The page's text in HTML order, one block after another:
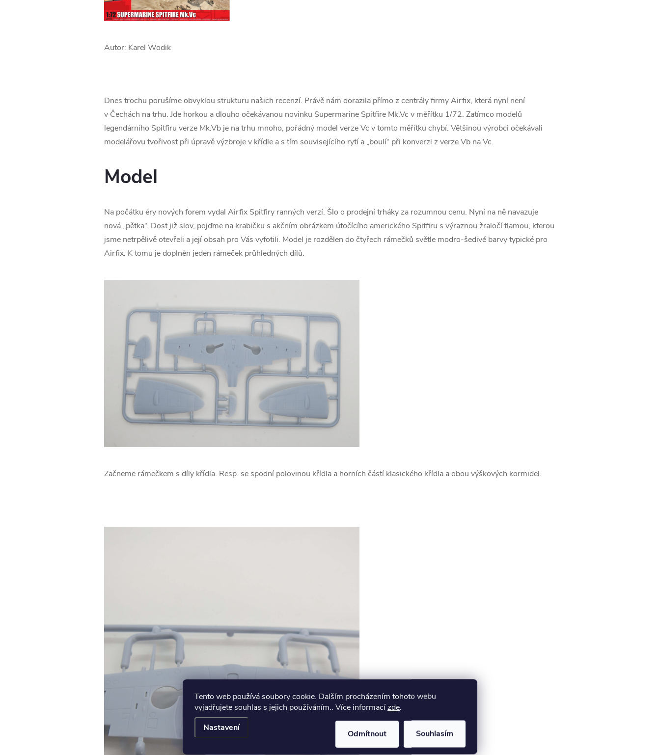
Tento web používá soubory cookie. Dalším procházením tohoto webu
vyjadřujete souhlas s jejich používáním.. Více informacízde.
Nastavení
Odmítnout Souhlasím
Autor: Karel Wodik
Dnes trochu porušíme obvyklou strukturu našich recenzí. Právě nám dorazila přímo z centrály firmy Airfix, která nyní není
v Čechách na trhu. Jde horkou a dlouho očekávanou novinku Supermarine Spitfire Mk.Vc v měřítku 1/72. Zatímco modelů
legendárního Spitfiru verze Mk.Vb je na trhu mnoho, pořádný model verze Vc v tomto měřítku chybí. Většinou výrobci očekávali
modelářovu tvořivost při úpravě výzbroje v křídle a s tím souvisejícího rytí a „boulí“ při konverzi z verze Vb na Vc.
Model
Na počátku éry nových forem vydal Airfix Spitfiry ranných verzí. Šlo o prodejní trháky za rozumnou cenu. Nyní na ně navazuje
nová „pětka“. Dost již slov, pojďme na krabičku s akčním obrázkem útočícího amerického Spitfiru s výraznou žraločí tlamou, kterou
jsme netrpělivě otevřeli a její obsah pro Vás vyfotili. Model je rozdělen do čtyřech rámečků světle modro-šedivé barvy typické pro
Airfix. K tomu je doplněn jeden rámeček průhledných dílů.
Začneme rámečkem s díly křídla. Resp. se spodní polovinou křídla a horních částí klasického křídla a obou výškových kormidel.